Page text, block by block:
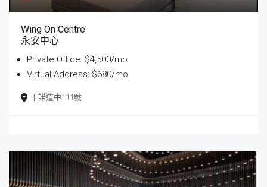
Wing On Centre
永安中心
Private Office: $4,500/mo
Virtual Address: $680/mo
干諾道中111號